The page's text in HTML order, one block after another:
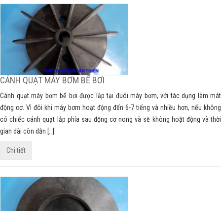
CÁNH QUẠT MÁY BƠM BỂ BƠI
Cánh quạt máy bơm bể bơi được lắp tại đuôi máy bơm, với tác dụng làm mát
động cơ. Vì đôi khi máy bơm hoạt động đến 6-7 tiếng và nhiều hơn, nếu không
có chiếc cánh quạt lắp phía sau động cơ nong và sẽ không hoặt động và thời
gian dài còn dẫn […]
Chi tiết